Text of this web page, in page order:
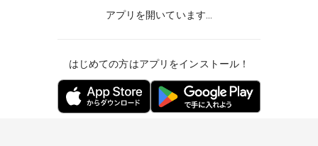
アプリを開いています...
はじめての方はアプリをインストール！